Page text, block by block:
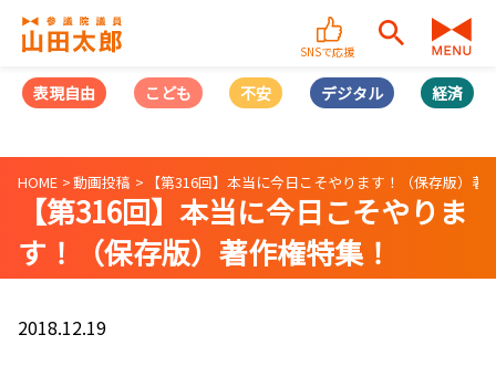
SNSで応援
表現自由 こども 不安 デジタル 経済
HOME 動画投稿 【第316回】本当に今日こそやります！（保存版）
【第316回】本当に今日こそやりま
す！（保存版）著作権特集！
(2018/12/19)
2018.12.19